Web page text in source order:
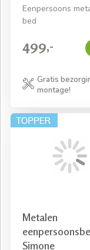
Eenpersoons
bed
499,-
Gratis
montage!
Metalen
Simone